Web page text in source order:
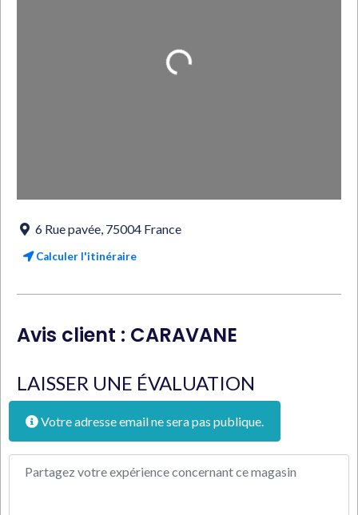
Loading...
6 Rue pavée, 75004 France
Calculer l'itinéraire
Avis client : CARAVANE
LAISSER UNE ÉVALUATION
Votre adresse email ne sera pas publique.